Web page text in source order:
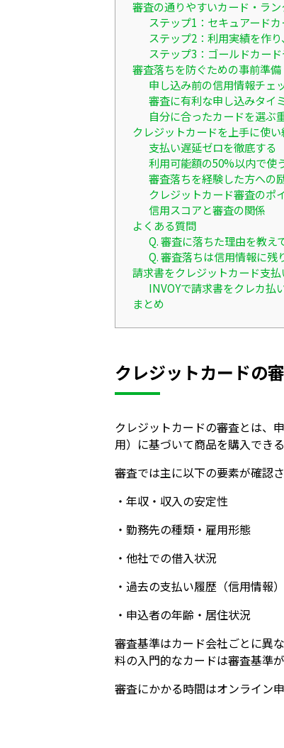
審査の通りやすいカード・ラ
ステップ1：セキュアード
ステップ2：利用実績を作
ステップ3：ゴールドカー
審査落ちを防ぐための事前準備
申し込み前の信用情報チェ
審査に有利な申し込みタイ
自分に合ったカードを選ぶ
クレジットカードを上手に使
支払い遅延ゼロを徹底する
利用可能額の50%以内で使
審査落ちを経験した方への
クレジットカード審査のポ
信用スコアと審査の関係
よくある質問
Q. 審査に落ちた理由を教え
Q. 審査落ちは信用情報に残
請求書をクレジットカード支
INVOYで請求書をクレカ払
まとめ
クレジットカードの
クレジットカードの審査とは、
用）に基づいて商品を購入でき
審査では主に以下の要素が確認さ
・年収・収入の安定性
・勤務先の種類・雇用形態
・他社での借入状況
・過去の支払い履歴（信用情報）
・申込者の年齢・居住状況
審査基準はカード会社ごとに異
料の入門的なカードは審査基準
審査にかかる時間はオンライン